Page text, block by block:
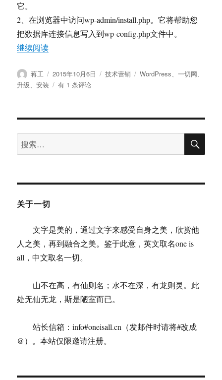
它。
2、在浏览器中访问wp-admin/install.php。它将帮助您
把数据库连接信息写入到wp-config.php文件中。
继续阅读“小白教程：WordPress的安装、升级及在线资源”
作
者
蒋工
发
布
2015年10月6日
分
技术营销
标
WordPress、一切网、
升级、安装
小
程：
的
装、
源
有 1 条评论
搜
索：
搜
关于一切
文字是美的，通过文字来感受自身之美，欣赏他
人之美，再到融合之美。鉴于此意，英文取名one is
all，中文取名一切。
山不在高，有仙则名；水不在深，有龙则灵。此
处无仙无龙，斯是陋室而已。
站长信箱：info#oneisall.cn（发邮件时请将#改成
@）。本站仅限邀请注册。